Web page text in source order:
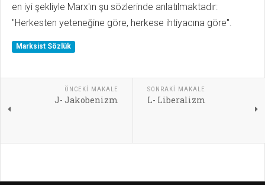
en iyi şekliyle Marx'ın şu sözlerinde anlatılmaktadır:
"Herkesten yeteneğine göre, herkese ihtiyacına göre".
Marksist Sözlük
ÖNCEKI MAKALE
J- Jakobenizm
SONRAKI MAKALE
L- Liberalizm